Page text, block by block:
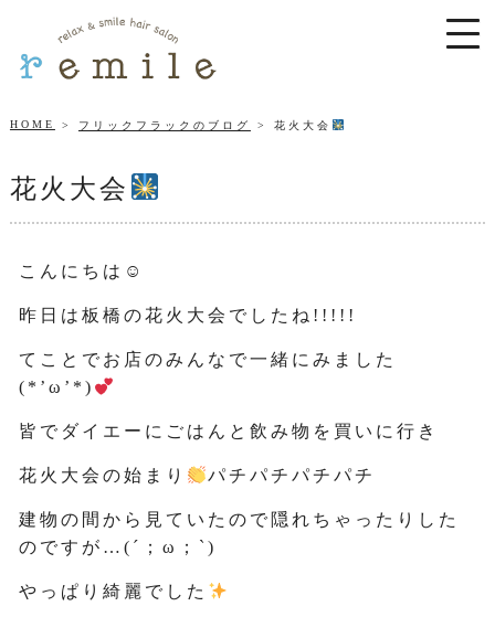
HOME フリックフラックのブログ 花火大会
花火大会
こんにちは☺
昨日は板橋の花火大会でしたね!!!!!
てことでお店のみんなで一緒にみました
(*’ω’*)
皆でダイエーにごはんと飲み物を買いに行き
花火大会の始まり パチパチパチパチ
建物の間から見ていたので隠れちゃったりした
のですが…(´；ω；`)
やっぱり綺麗でした